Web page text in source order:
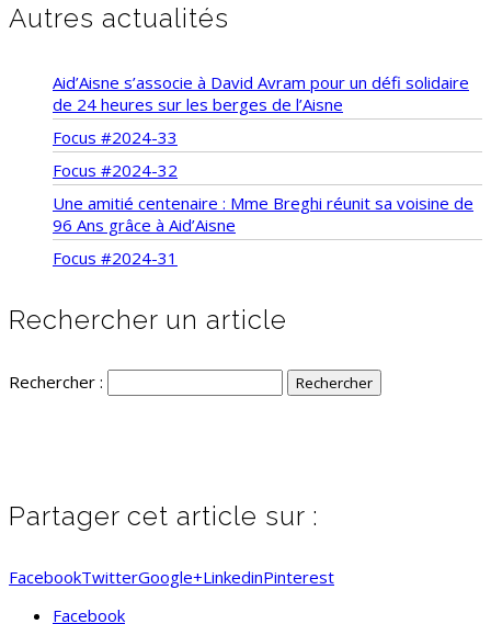
Autres actualités
Aid’Aisne s’associe à David Avram pour un défi solidaire
de 24 heures sur les berges de l’Aisne
Focus #2024-33
Focus #2024-32
Une amitié centenaire : Mme Breghi réunit sa voisine de
96 Ans grâce à Aid’Aisne
Focus #2024-31
Rechercher un article
Rechercher :
Partager cet article sur :
FacebookTwitterGoogle+LinkedinPinterest
Facebook